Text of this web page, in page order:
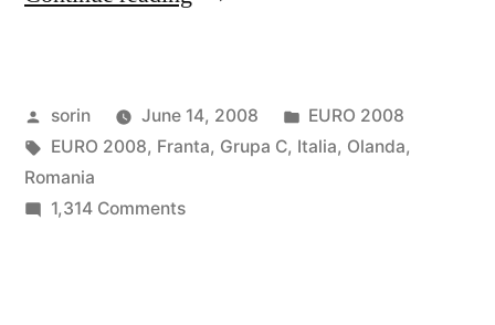
Ziua
7”
Posted
by
sorin June 14, 2008
Posted
in
EURO 2008
Tags:
EURO 2008, Franta, Grupa C, Italia, Olanda,
Romania
1,314 Commentson